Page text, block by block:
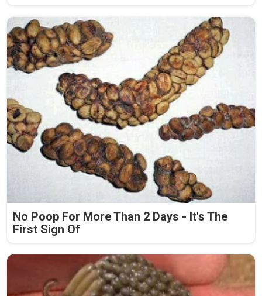
No Poop For More Than 2 Days - It's The
First Sign Of